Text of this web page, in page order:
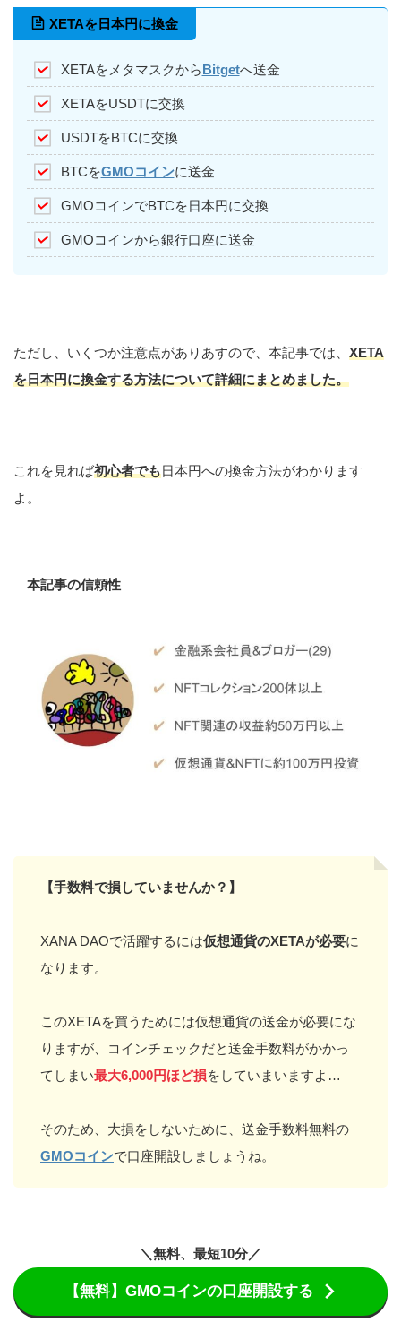
XETAを日本円に換金
XETAをメタマスクからBitgetへ送金
XETAをUSDTに交換
USDTをBTCに交換
BTCをGMOコインに送金
GMOコインでBTCを日本円に交換
GMOコインから銀行口座に送金
ただし、いくつか注意点がありあすので、本記事では、 XETA
を日本円に換金する方法について詳細にまとめました。
これを見れば初心者でも日本円への換金方法がわかります
よ。
本記事の信頼性
【手数料で損していませんか？】
XANA DAOで活躍するには仮想通貨のXETAが必要に
なります。
このXETAを買うためには仮想通貨の送金が必要にな
りますが、コインチェックだと送金手数料がかかっ
てしまい最大6,000円ほど損をしていまいますよ…
そのため、大損をしないために、送金手数料無料の
GMOコインで口座開設しましょうね。
＼無料、最短10分／
【無料】GMOコインの口座開設する